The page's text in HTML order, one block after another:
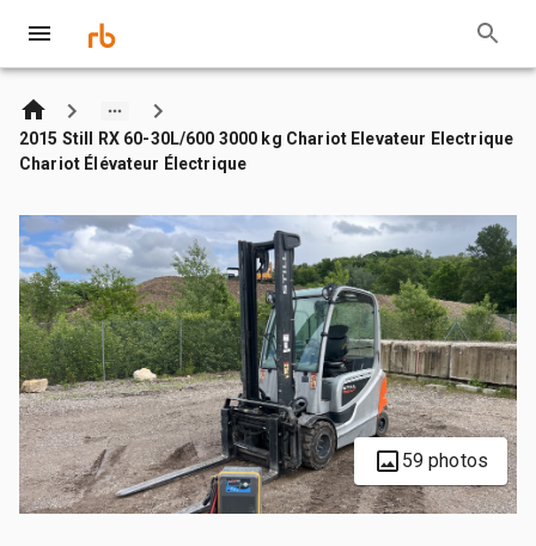
2015 Still RX 60-30L/600 3000 kg Chariot Elevateur Electrique
Chariot Élévateur Électrique
59 photos